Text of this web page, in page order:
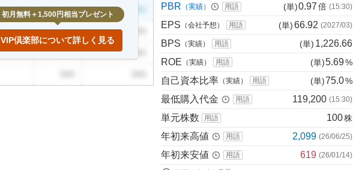
999
999
999
初月無料＋1,500円相当プレゼント
VIP倶楽部について詳しく見る
PBR （実績） 用語 (単)0.97倍 (15:30)
EPS （会社予想） 用語 (単)66.92 (2027/03)
BPS （実績） 用語 (単) 1,226.66
ROE （実績） 用語 (単)5.69%
自己資本比率 （実績） 用語 (単)75.0%
最低購入代金 用語 119,200 (15:30)
単元株数 用語 100株
年初来高値 用語 2,099 (26/06/25)
年初来安値 用語 619 (26/01/14)